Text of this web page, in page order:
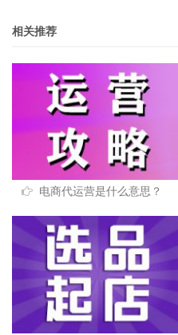
相关推荐
电商代运营是什么意思？